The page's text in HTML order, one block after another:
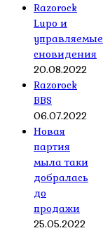
Razorock
Lupo и
управляемые
сновидения
20.08.2022
Razorock
BBS
06.07.2022
Новая
партия
мыла таки
добралась
до
продажи
25.05.2022